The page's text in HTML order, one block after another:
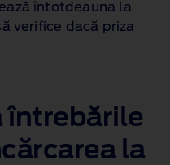
întotdeauna la
verifice dacă priza
întrebările
la